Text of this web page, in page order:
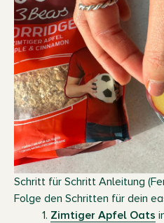
Schritt für Schritt Anleitung
Folge den Schritten für dein
1. Zimtiger Apfel Oats